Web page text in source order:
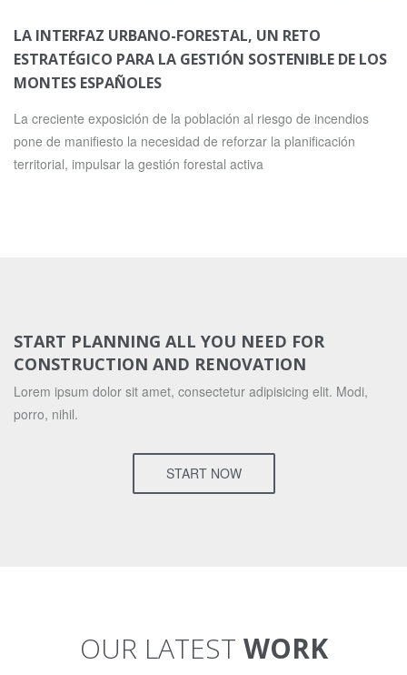
LA INTERFAZ URBANO-FORESTAL, UN RETO
ESTRATÉGICO PARA LA GESTIÓN SOSTENIBLE DE LOS
MONTES ESPAÑOLES
La creciente exposición de la población al riesgo de incendios
pone de manifiesto la necesidad de reforzar la planificación
territorial, impulsar la gestión forestal activa
START PLANNING ALL YOU NEED FOR
CONSTRUCTION AND RENOVATION
Lorem ipsum dolor sit amet, consectetur adipisicing elit. Modi,
porro, nihil.
START NOW
OUR LATEST WORK